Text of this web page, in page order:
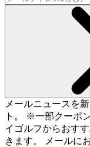
メールニュースを
ト。 ※一部クーポ
イゴルフからおす
きます。 メールに